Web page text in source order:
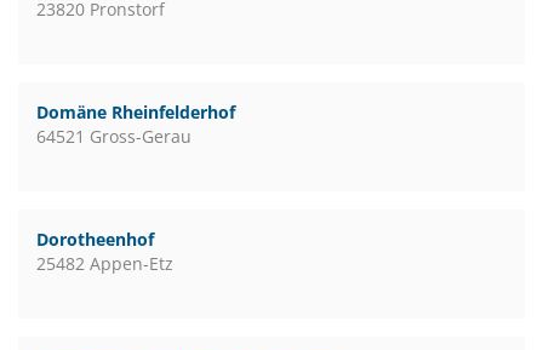
23820 Pronstorf
Domäne Rheinfelderhof
64521 Gross-Gerau
Dorotheenhof
25482 Appen-Etz